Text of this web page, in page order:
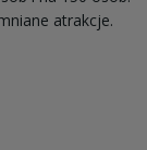
atrakcje.